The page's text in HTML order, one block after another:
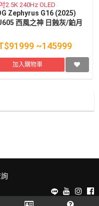
2.5K 240Hz OLED
Zephyrus G16 (2025)
西風之神 日蝕灰/鉑月
~145999
加入購物車
All Rights Reserved